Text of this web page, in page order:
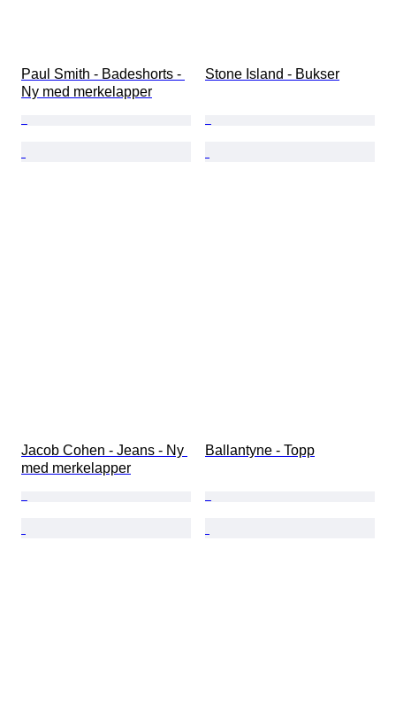
Paul Smith - Badeshorts -
Ny med merkelapper
Stone Island - Bukser
Jacob Cohen - Jeans - Ny
med merkelapper
Ballantyne - Topp